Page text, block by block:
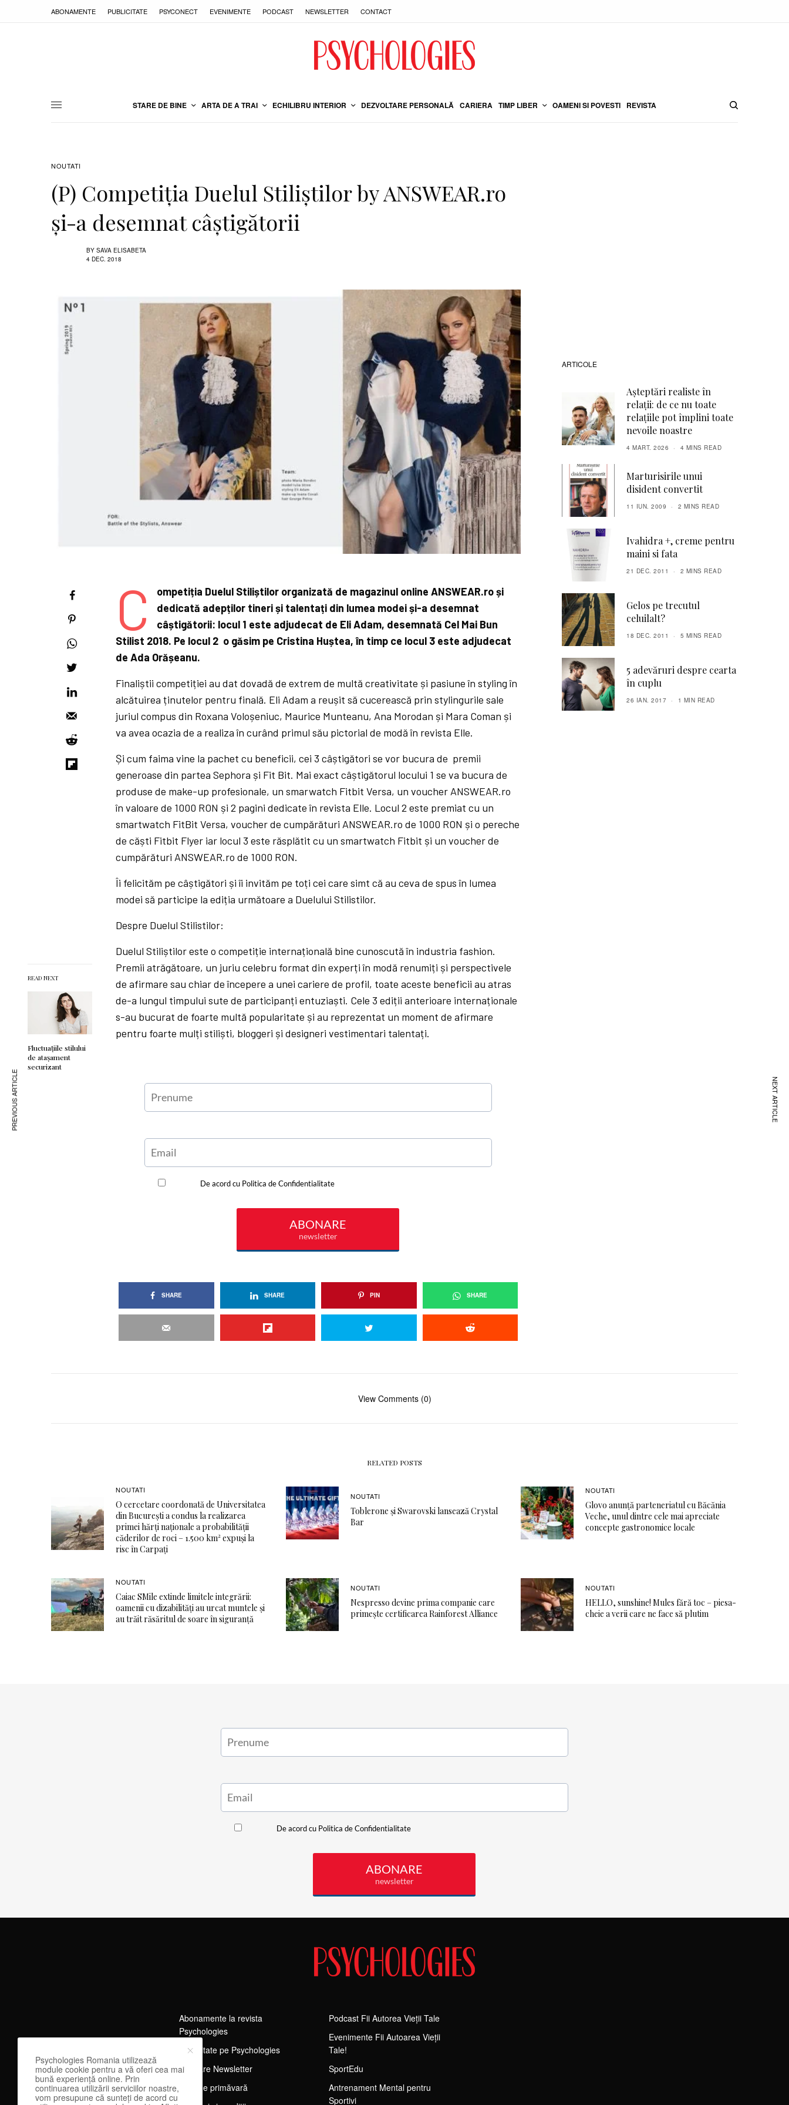
ABONAMENTE PUBLICITATE PSYCONECT EVENIMENTE PODCAST NEWSLETTER CONTACT
STARE DE BINE ARTA DE A TRAI ECHILIBRU INTERIOR DEZVOLTARE PERSONALĂ CARIERA TIMP LIBER OAMENI SI POVESTI REVISTA
NOUTATI
(P) Competiția Duelul Stiliștilor by ANSWEAR.ro
și-a desemnat câștigătorii
BY SAVA ELISABETA
4 DEC. 2018
READ NEXT
Fluctuațiile stilului
de atașament
securizant
C
ompetiția Duelul Stiliștilor organizată de magazinul online ANSWEAR.ro și
dedicată adepților tineri și talentați din lumea modei și-a desemnat
câștigătorii: locul 1 este adjudecat de Eli Adam, desemnată Cel Mai Bun
Stilist 2018. Pe locul 2 o găsim pe Cristina Huștea, în timp ce locul 3 este adjudecat
de Ada Orășeanu.
Finaliștii competiției au dat dovadă de extrem de multă creativitate și pasiune în styling în
alcătuirea ținutelor pentru finală. Eli Adam a reușit să cucerească prin stylingurile sale
juriul compus din Roxana Voloșeniuc, Maurice Munteanu, Ana Morodan și Mara Coman și
va avea ocazia de a realiza în curând primul său pictorial de modă în revista Elle.
Și cum faima vine la pachet cu beneficii, cei 3 câștigători se vor bucura de premii
generoase din partea Sephora și Fit Bit. Mai exact câștigătorul locului 1 se va bucura de
produse de make-up profesionale, un smarwatch Fitbit Versa, un voucher ANSWEAR.ro
în valoare de 1000 RON și 2 pagini dedicate în revista Elle. Locul 2 este premiat cu un
smartwatch FitBit Versa, voucher de cumpărături ANSWEAR.ro de 1000 RON și o pereche
de căști Fitbit Flyer iar locul 3 este răsplătit cu un smartwatch Fitbit și un voucher de
cumpărături ANSWEAR.ro de 1000 RON.
Îi felicităm pe câștigători și îi invităm pe toți cei care simt că au ceva de spus în lumea
modei să participe la ediția următoare a Duelului Stilistilor.
Despre Duelul Stilistilor:
Duelul Stiliștilor este o competiție internațională bine cunoscută în industria fashion.
Premii atrăgătoare, un juriu celebru format din experți în modă renumiți și perspectivele
de afirmare sau chiar de începere a unei cariere de profil, toate aceste beneficii au atras
de-a lungul timpului sute de participanți entuziaști. Cele 3 ediții anterioare internaționale
s-au bucurat de foarte multă popularitate și au reprezentat un moment de afirmare
pentru foarte mulți stiliști, bloggeri și designeri vestimentari talentați.
SHARE SHARE PIN SHARE
ARTICOLE
Așteptări realiste în
relații: de ce nu toate
relațiile pot împlini toate
nevoile noastre
4 MART. 2026 4 MINS READ
Marturisirile unui
disident convertit
11 IUN. 2009 2 MINS READ
Ivahidra +, creme pentru
maini si fata
21 DEC. 2011 2 MINS READ
Gelos pe trecutul
celuilalt?
18 DEC. 2011 5 MINS READ
5 adevăruri despre cearta
în cuplu
26 IAN. 2017 1 MIN READ
PREVIOUS ARTICLE NEXT ARTICLE
View Comments (0)
RELATED POSTS
NOUTATI
O cercetare coordonată de Universitatea
din București a condus la realizarea
primei hărți naționale a probabilității
căderilor de roci – 1.500 km² expuși la
risc în Carpați
NOUTATI
Toblerone și Swarovski lansează Crystal
Bar
NOUTATI
Glovo anunță parteneriatul cu Băcănia
Veche, unul dintre cele mai apreciate
concepte gastronomice locale
NOUTATI
Caiac SMile extinde limitele integrării:
oamenii cu dizabilități au urcat muntele și
au trăit răsăritul de soare în siguranță
NOUTATI
Nespresso devine prima companie care
primește certificarea Rainforest Alliance
NOUTATI
HELLO, sunshine! Mules fără toc – piesa-
cheie a verii care ne face să plutim
Abonamente la revista
Psychologies
Publicitate pe Psychologies
Abonare Newsletter
Tărg de primăvară
Podcast Fii Autorea Vieții Tale
Evenimente Fii Autoarea Vieții
Tale!
SportEdu
Antrenament Mental pentru
Sportivi
Psychologies Romania utilizează
module cookie pentru a vă oferi cea mai
bună experiență online. Prin
continuarea utilizării serviciilor noastre,
vom presupune că sunteți de acord cu